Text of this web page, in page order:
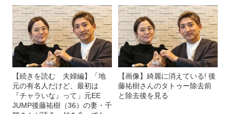
【続きを読む 夫婦編】「地
元の有名人だけど、最初は
『チャラいな』って」元EE
JUMP後藤祐樹（36）の妻・千
【画像】綺麗に消えている! 後
藤祐樹さんのタトゥー除去前
と除去後を見る